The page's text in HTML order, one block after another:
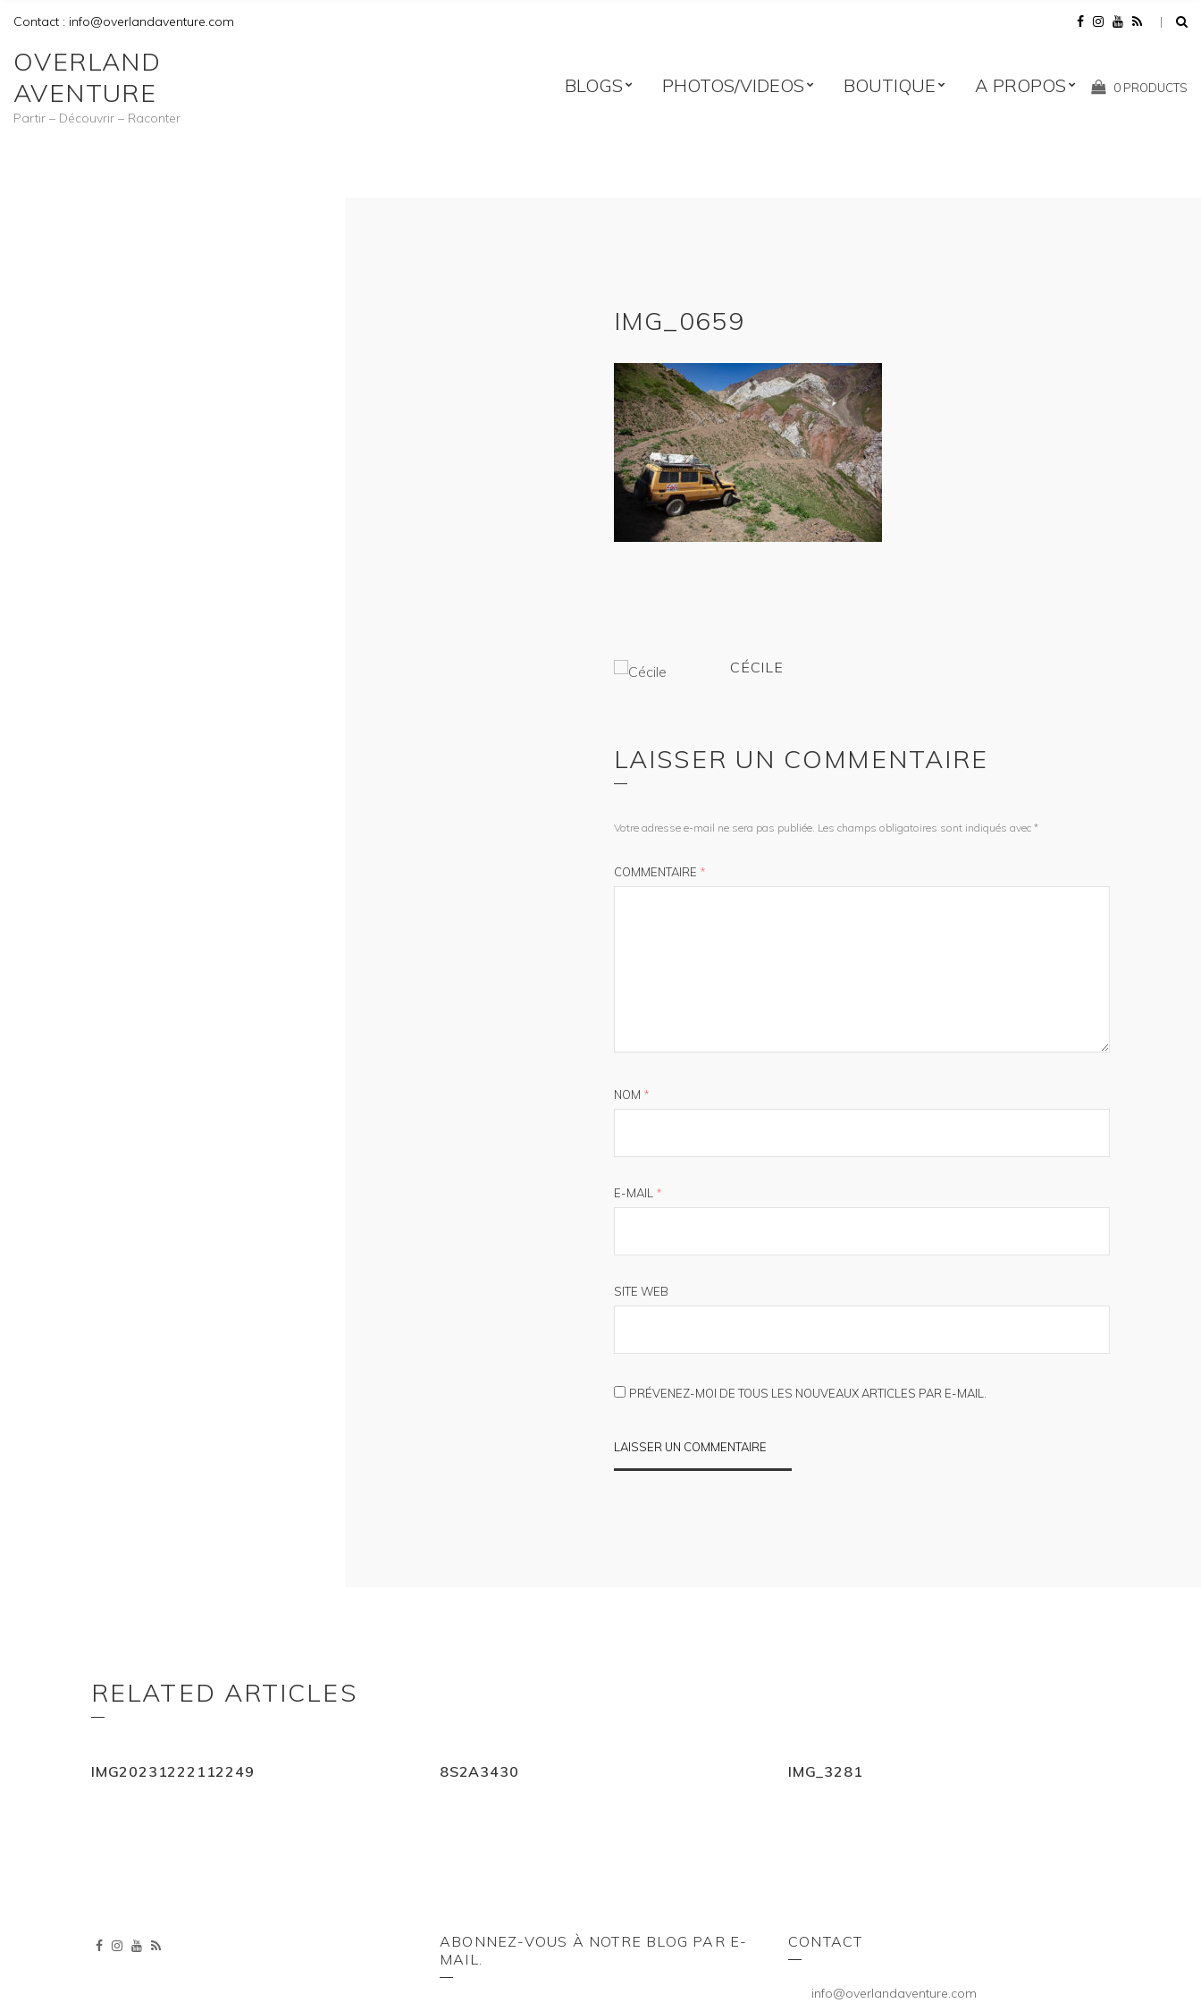
Contact : info@overlandaventure.com
OVERLAND
AVENTURE
Partir – Découvrir – Raconter
BLOGS PHOTOS/VIDEOS BOUTIQUE A PROPOS
Shopping
0 PRODUCTS
IMG_0659
CÉCILE
LAISSER UN COMMENTAIRE
Votre adresse e-mail ne sera pas publiée. Les champs obligatoires sont indiqués avec *
COMMENTAIRE *
NOM *
E-MAIL *
SITE WEB
PRÉVENEZ-MOI DE TOUS LES NOUVEAUX ARTICLES PAR E-MAIL.
RELATED ARTICLES
IMG20231222112249 8S2A3430 IMG_3281
ABONNEZ-VOUS À NOTRE BLOG PAR E-
MAIL.
CONTACT
info@overlandaventure.com